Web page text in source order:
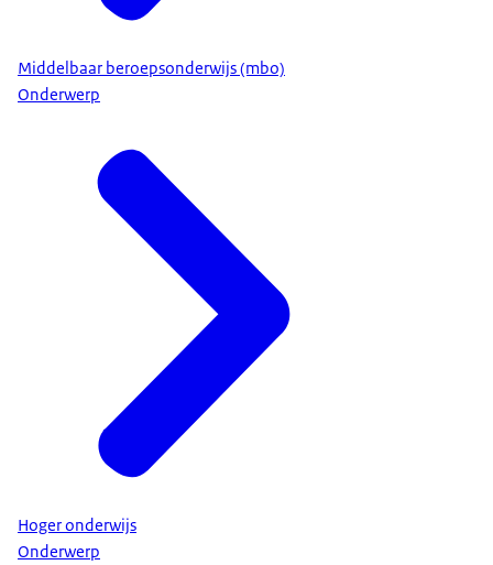
Middelbaar beroepsonderwijs (mbo)
Onderwerp
Hoger onderwijs
Onderwerp